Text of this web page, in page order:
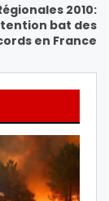
2010:
bat des
en France